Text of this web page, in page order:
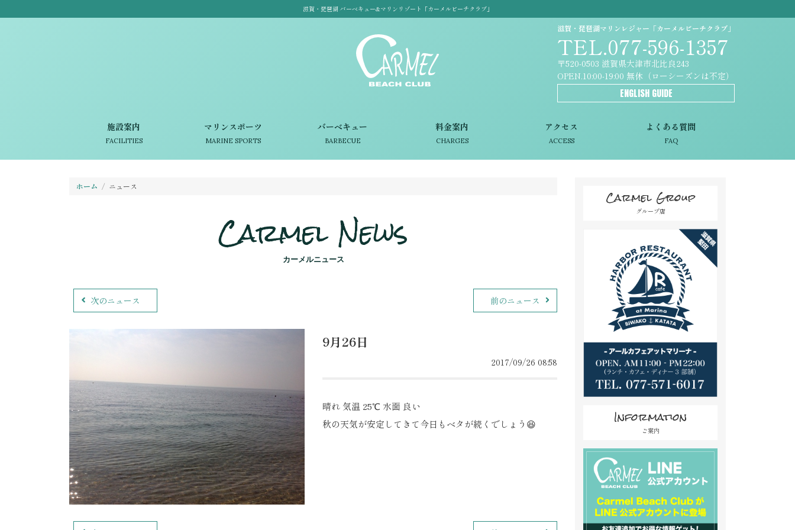
滋賀・琵琶湖 バーベキュー&マリンリゾート「カーメルビーチクラブ」
施設案内
FACILITIES
マリンスポーツ
MARINE SPORTS
バーベキュー
BARBECUE
料金案内
CHARGES
アクセス
ACCESS
よくある質問
FAQ
滋賀・琵琶湖マリンレジャー「カーメルビーチクラブ」
TEL.077-596-1357
〒520-0503 滋賀県大津市北比良243
OPEN.10:00-19:00 無休（ローシーズンは不定）
ENGLISH GUIDE
ホーム ニュース
Carmel News
カーメルニュース
次のニュース 前のニュース
9月26日
2017/09/26 08:58
晴れ 気温 25℃ 水面 良い
秋の天気が安定してきて今日もベタが続くでしょう😆
Carmel Group
グループ店
Information
ご案内